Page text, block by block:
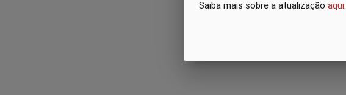
Saiba mais sobre a atualizaçãoaqui.